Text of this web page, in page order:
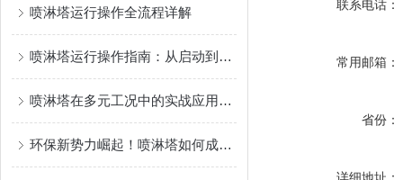
喷淋塔运行操作全流程详解
喷淋塔运行操作指南：从启动到维护的全流程解析
喷淋塔在多元工况中的实战应用与挑战
环保新势力崛起！喷淋塔如何成为工业减排的 “最后一道防线”？
联系电话：
常用邮箱：
省份：